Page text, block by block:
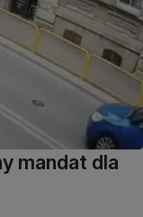
mandat dla